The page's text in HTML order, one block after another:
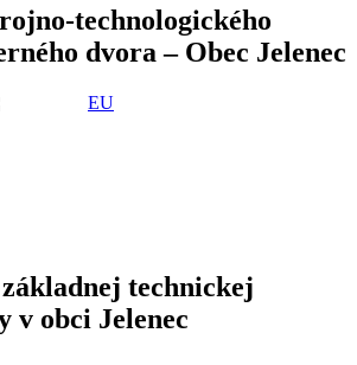
technologického
dvora – Obec Jelenec
technickej
obci Jelenec